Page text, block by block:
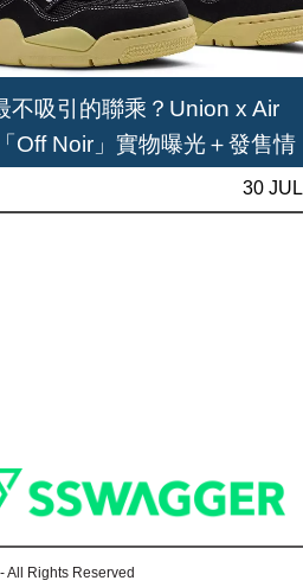
不吸引的聯乘？Union x Air
Off Noir」實物曝光＋發售情
30 JUL
All Rights Reserved